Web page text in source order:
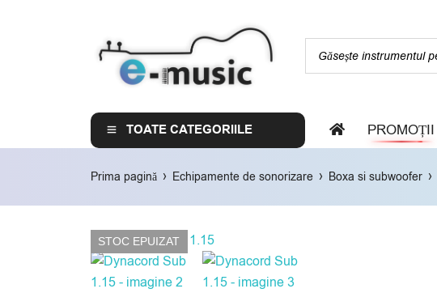
TOATE CATEGORIILE PROMOȚII
Prima pagină › Echipamente de sonorizare › Boxa si subwoofer ›
STOC EPUIZAT